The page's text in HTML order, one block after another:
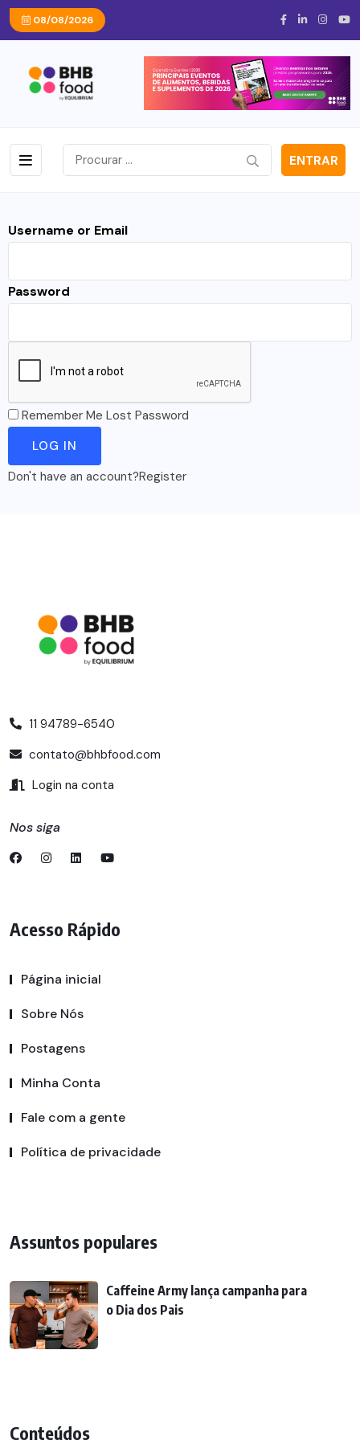
08/08/2026
ENTRAR
Username or Email
Password
Remember Me Lost Password
Don't have an account?Register
11 94789-6540
contato@bhbfood.com
Login na conta
Nos siga
Acesso Rápido
Página inicial
Sobre Nós
Postagens
Minha Conta
Fale com a gente
Política de privacidade
Assuntos populares
Caffeine Army lança campanha para
o Dia dos Pais
Conteúdos